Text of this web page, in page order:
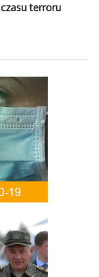
terroru